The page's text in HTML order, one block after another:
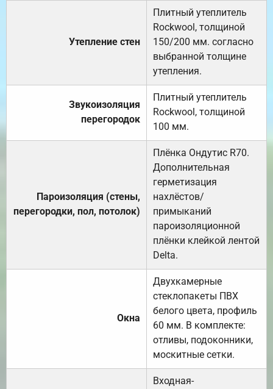
Утепление стен
Плитный утеплитель
Rockwool, толщиной
150/200 мм. согласно
выбранной толщине
утепления.
Звукоизоляция
перегородок
Плитный утеплитель
Rockwool, толщиной
100 мм.
Пароизоляция (стены,
перегородки, пол, потолок)
Плёнка Ондутис R70.
Дополнительная
герметизация
нахлёстов/
примыканий
пароизоляционной
плёнки клейкой лентой
Delta.
Окна
Двухкамерные
стеклопакеты ПВХ
белого цвета, профиль
60 мм. В комплекте:
отливы, подоконники,
москитные сетки.
Входная-